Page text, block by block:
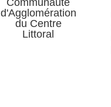
Communauté
d'Agglomération
du Centre
Littoral